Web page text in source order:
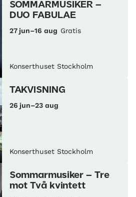
SOMMARMUSIKER –
DUO FABULAE
27 jun–16 aug Gratis
Konserthuset Stockholm
TAKVISNING
26 jun–23 aug
Konserthuset Stockholm
Sommarmusiker – Tre
mot Två kvintett